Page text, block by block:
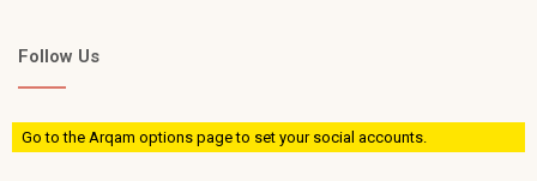
Follow Us
Go to the Arqam options page to set your social accounts.